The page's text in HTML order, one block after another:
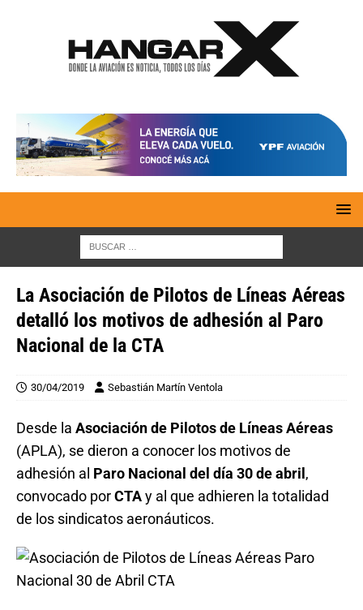
La Asociación de Pilotos de Líneas Aéreas
detalló los motivos de adhesión al Paro
Nacional de la CTA
30/04/2019 Sebastián Martín Ventola
Desde la Asociación de Pilotos de Líneas Aéreas
(APLA), se dieron a conocer los motivos de
adhesión al Paro Nacional del día 30 de abril ,
convocado porCTAy al que adhieren la totalidad
de los sindicatos aeronáuticos.